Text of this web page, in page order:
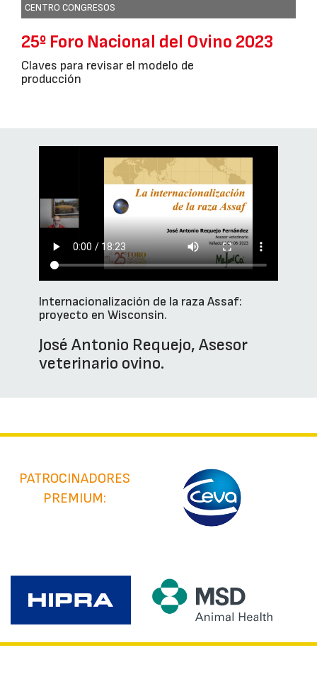
CENTRO CONGRESOS
25º Foro Nacional del Ovino 2023
Claves para revisar el modelo de
producción
Internacionalización de la raza Assaf:
proyecto en Wisconsin.
José Antonio Requejo, Asesor
veterinario ovino.
PATROCINADORES
PREMIUM: